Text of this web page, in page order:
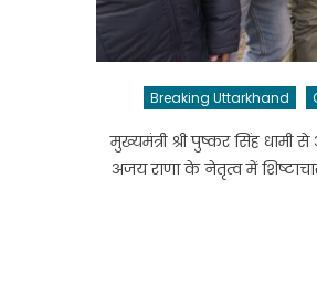
Breaking Uttarkhand
मुख्यमंत्री श्री पुष्कर सिंह
अजय राणा के नेतृत्व में